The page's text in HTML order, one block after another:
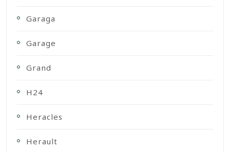
Garaga
Garage
Grand
H24
Heracles
Herault